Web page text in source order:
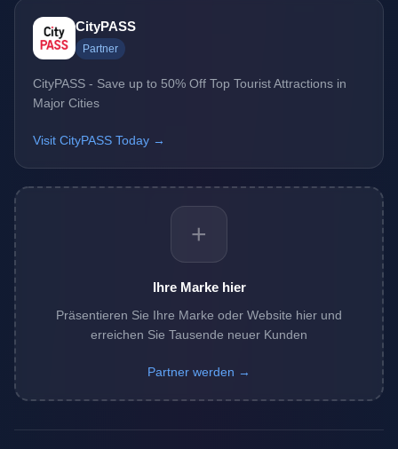
CityPASS
Partner
CityPASS - Save up to 50% Off Top Tourist Attractions in
Major Cities
Visit CityPASS Today →
+
Ihre Marke hier
Präsentieren Sie Ihre Marke oder Website hier und
erreichen Sie Tausende neuer Kunden
Partner werden →